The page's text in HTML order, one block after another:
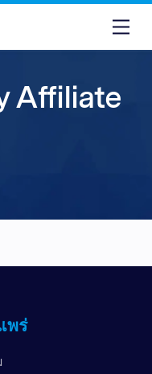
Affiliate
พร่